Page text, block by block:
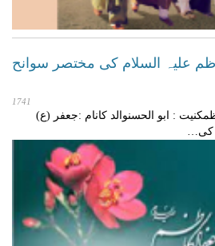
علیہ السلام کی مختصر سوانح
1741
: ابو الحسنوالد کانام :جعفر (ع)
کی…